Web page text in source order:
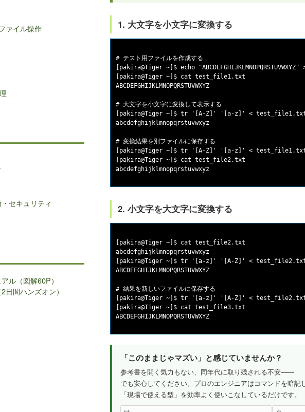
1. 大文字を小文字に変換する
# テスト用ファイルを作成する
[pakira@Tiger ~]$ echo
[pakira@Tiger ~]$ cat test_file1.txt
ABCDEFGHIJKLMNOPQRSTUVWXYZ
# 大文字を小文字に変換して表示する
[pakira@Tiger ~]$ tr '[A-Z]' '[a-z]' <
abcdefghijklmnopqrstuvwxyz
# 変換結果を別ファイルに保存する
[pakira@Tiger ~]$ tr '[A-Z]' '[a-z]' <
[pakira@Tiger ~]$ cat test_file2.txt
2. 小文字を大文字に変換する
[pakira@Tiger ~]$ cat test_file2.txt
abcdefghijklmnopqrstuvwxyz
[pakira@Tiger ~]$ tr '[a-z]' '[A-Z]' <
ABCDEFGHIJKLMNOPQRSTUVWXYZ
# 結果を新しいファイルに保存する
[pakira@Tiger ~]$ tr '[a-z]' '[A-Z]' <
[pakira@Tiger ~]$ cat test_file3.txt
「このままじゃマズい」と感じていませんか？
参考書を開く気力もない、同年代に取り残される不安——
でも安心してください。プロのエンジニアはコマンドを暗記
「現場で使える型」を効率よく使いこなしているだけです。
ァイル操作
セキュリティ
ル（図解60P）
日間ハンズオン）